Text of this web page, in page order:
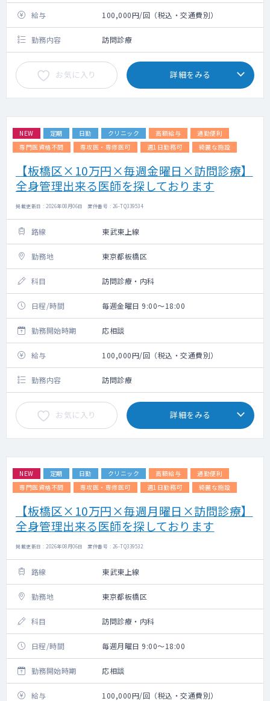
給与 100,000円/回（税込・交通費別）
勤務内容 訪問診療
お気に入り 詳細をみる
NEW 定期 日勤 クリニック 高額給与
通勤便利
専門医資格不問
専攻医・専修医可 週1日勤務可 綺麗な施設
【板橋区×10万円×毎週金曜日×訪問診療】
全身管理出来る医師を探しております
掲載更新日 : 2026年08月06日 案件番号 : 26-TQ339534
路線 東武東上線
勤務地 東京都板橋区
科目 訪問診療・内科
日程/時間 毎週金曜日 9:00～18:00
勤務開始時期 応相談
給与 100,000円/回（税込・交通費別）
勤務内容 訪問診療
お気に入り 詳細をみる
NEW 定期 日勤 クリニック 高額給与
通勤便利
専門医資格不問
専攻医・専修医可 週1日勤務可 綺麗な施設
【板橋区×10万円×毎週月曜日×訪問診療】
全身管理出来る医師を探しております
掲載更新日 : 2026年08月06日 案件番号 : 26-TQ339532
路線 東武東上線
勤務地 東京都板橋区
科目 訪問診療・内科
日程/時間 毎週月曜日 9:00～18:00
勤務開始時期 応相談
給与 100,000円/回（税込・交通費別）